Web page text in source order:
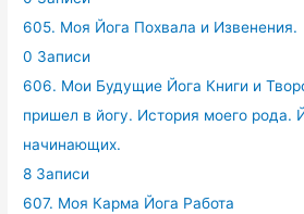
605. Моя Йога Похвала и Извенения.
0 Записи
606. Мои Будущие Йога Книги и
пришел в йогу. История моего рода.
начинающих.
8 Записи
607. Моя Карма Йога Работа